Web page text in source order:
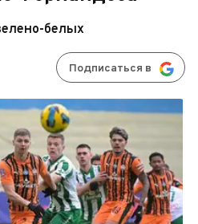
белых
Подписаться в